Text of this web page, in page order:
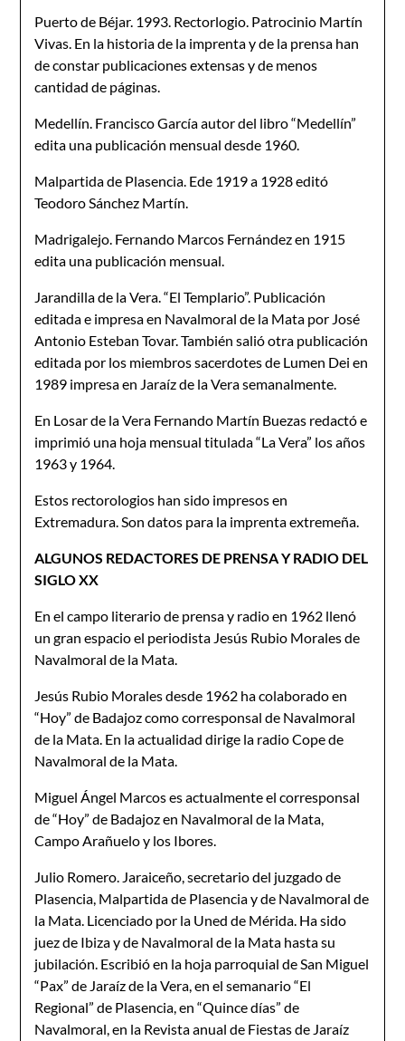
Puerto de Béjar. 1993. Rectorlogio. Patrocinio Martín
Vivas. En la historia de la imprenta y de la prensa han
de constar publicaciones extensas y de menos
cantidad de páginas.
Medellín. Francisco García autor del libro “Medellín”
edita una publicación mensual desde 1960.
Malpartida de Plasencia. Ede 1919 a 1928 editó
Teodoro Sánchez Martín.
Madrigalejo. Fernando Marcos Fernández en 1915
edita una publicación mensual.
Jarandilla de la Vera. “El Templario”. Publicación
editada e impresa en Navalmoral de la Mata por José
Antonio Esteban Tovar. También salió otra publicación
editada por los miembros sacerdotes de Lumen Dei en
1989 impresa en Jaraíz de la Vera semanalmente.
En Losar de la Vera Fernando Martín Buezas redactó e
imprimió una hoja mensual titulada “La Vera” los años
1963 y 1964.
Estos rectorologios han sido impresos en
Extremadura. Son datos para la imprenta extremeña.
ALGUNOS REDACTORES DE PRENSA Y RADIO DEL
SIGLO XX
En el campo literario de prensa y radio en 1962 llenó
un gran espacio el periodista Jesús Rubio Morales de
Navalmoral de la Mata.
Jesús Rubio Morales desde 1962 ha colaborado en
“Hoy” de Badajoz como corresponsal de Navalmoral
de la Mata. En la actualidad dirige la radio Cope de
Navalmoral de la Mata.
Miguel Ángel Marcos es actualmente el corresponsal
de “Hoy” de Badajoz en Navalmoral de la Mata,
Campo Arañuelo y los Ibores.
Julio Romero. Jaraiceño, secretario del juzgado de
Plasencia, Malpartida de Plasencia y de Navalmoral de
la Mata. Licenciado por la Uned de Mérida. Ha sido
juez de Ibiza y de Navalmoral de la Mata hasta su
jubilación. Escribió en la hoja parroquial de San Miguel
“Pax” de Jaraíz de la Vera, en el semanario “El
Regional” de Plasencia, en “Quince días” de
Navalmoral, en la Revista anual de Fiestas de Jaraíz